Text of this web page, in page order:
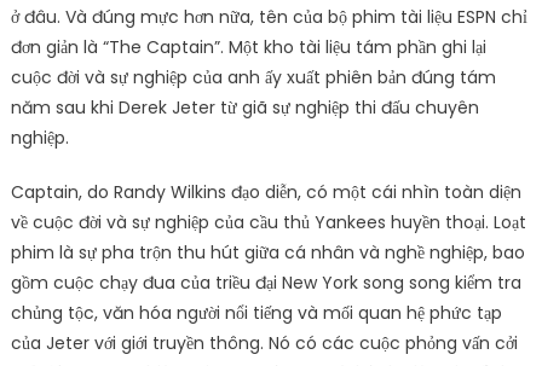
ở đâu. Và đúng mực hơn nữa, tên của bộ phim tài liệu ESPN chỉ
đơn giản là “The Captain”. Một kho tài liệu tám phần ghi lại
cuộc đời và sự nghiệp của anh ấy xuất phiên bản đúng tám
năm sau khi Derek Jeter từ giã sự nghiệp thi đấu chuyên
nghiệp.
Captain, do Randy Wilkins đạo diễn, có một cái nhìn toàn diện
về cuộc đời và sự nghiệp của cầu thủ Yankees huyền thoại. Loạt
phim là sự pha trộn thu hút giữa cá nhân và nghề nghiệp, bao
gồm cuộc chạy đua của triều đại New York song song kiểm tra
chủng tộc, văn hóa người nổi tiếng và mối quan hệ phức tạp
của Jeter với giới truyền thông. Nó có các cuộc phỏng vấn cởi